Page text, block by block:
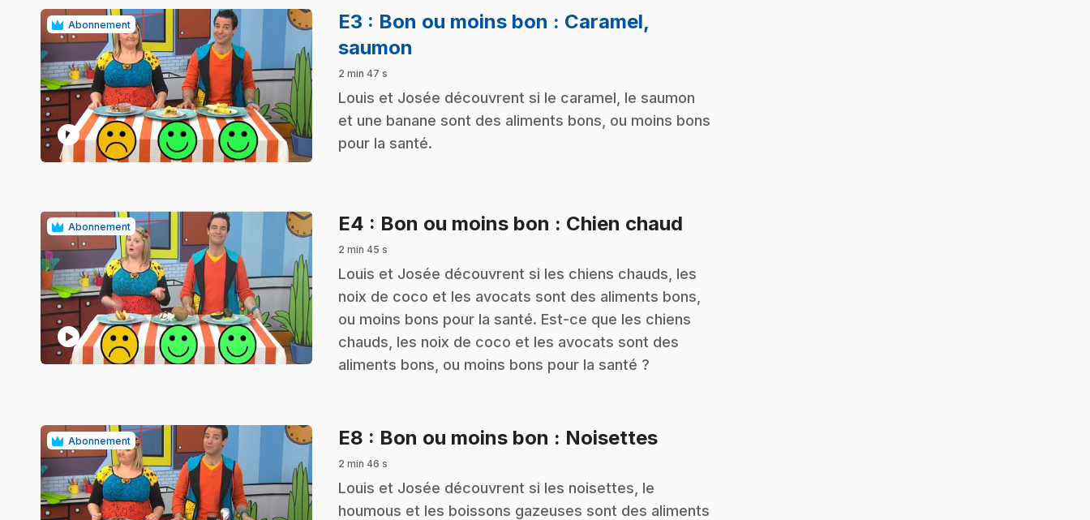
Abonnement
play_circle
E3 : Bon ou moins bon : Caramel,
saumon
2 min 47 s
.Louis et Josée découvrent si le caramel, le saumon
et une banane sont des aliments bons, ou moins bons
pour la santé.
Abonnement
play_circle
E4 : Bon ou moins bon : Chien chaud
2 min 45 s
.Louis et Josée découvrent si les chiens chauds, les
noix de coco et les avocats sont des aliments bons,
ou moins bons pour la santé. Est-ce que les chiens
chauds, les noix de coco et les avocats sont des
aliments bons, ou moins bons pour la santé ?
Abonnement E8 : Bon ou moins bon : Noisettes.
2 min 46 s
.Louis et Josée découvrent si les noisettes, le
houmous et les boissons gazeuses sont des aliments